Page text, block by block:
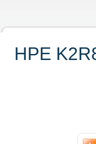
HPE